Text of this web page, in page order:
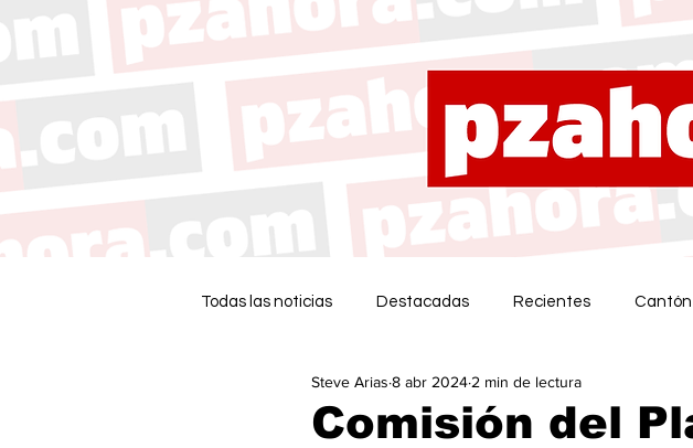
Todas las noticias Destacadas Recientes Cantón
Comisión del
Steve Arias 8 abr 2024 2 min de lectura